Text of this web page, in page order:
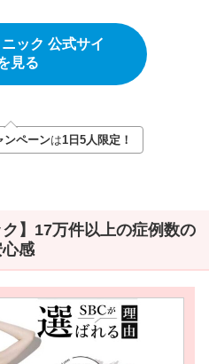
ック 公式サイ
見る
ンペーンは1日5人限定！
】17万件以上の症例数の
感